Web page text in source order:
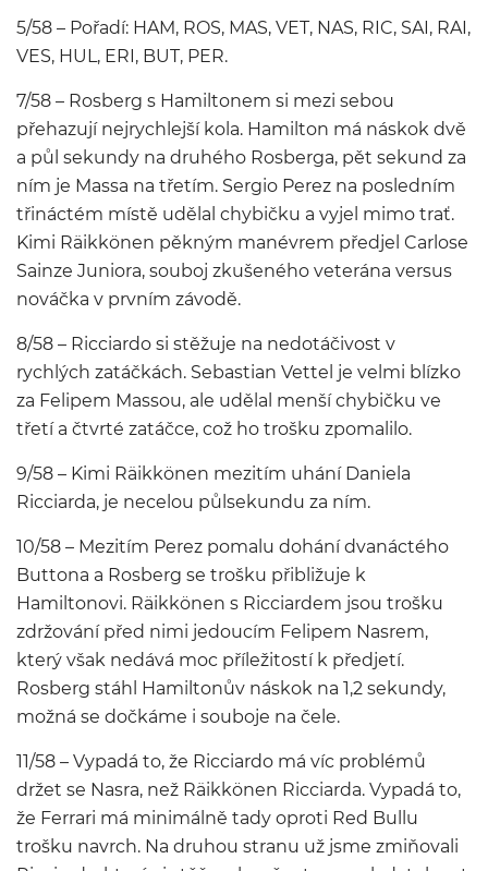
5/58 – Pořadí: HAM, ROS, MAS, VET, NAS, RIC, SAI, RAI,
VES, HUL, ERI, BUT, PER.
7/58 – Rosberg s Hamiltonem si mezi sebou
přehazují nejrychlejší kola. Hamilton má náskok dvě
a půl sekundy na druhého Rosberga, pět sekund za
ním je Massa na třetím. Sergio Perez na posledním
třináctém místě udělal chybičku a vyjel mimo trať.
Kimi Räikkönen pěkným manévrem předjel Carlose
Sainze Juniora, souboj zkušeného veterána versus
nováčka v prvním závodě.
8/58 – Ricciardo si stěžuje na nedotáčivost v
rychlých zatáčkách. Sebastian Vettel je velmi blízko
za Felipem Massou, ale udělal menší chybičku ve
třetí a čtvrté zatáčce, což ho trošku zpomalilo.
9/58 – Kimi Räikkönen mezitím uhání Daniela
Ricciarda, je necelou půlsekundu za ním.
10/58 – Mezitím Perez pomalu dohání dvanáctého
Buttona a Rosberg se trošku přibližuje k
Hamiltonovi. Räikkönen s Ricciardem jsou trošku
zdržování před nimi jedoucím Felipem Nasrem,
který však nedává moc příležitostí k předjetí.
Rosberg stáhl Hamiltonův náskok na 1,2 sekundy,
možná se dočkáme i souboje na čele.
11/58 – Vypadá to, že Ricciardo má víc problémů
držet se Nasra, než Räikkönen Ricciarda. Vypadá to,
že Ferrari má minimálně tady oproti Red Bullu
trošku navrch. Na druhou stranu už jsme zmiňovali